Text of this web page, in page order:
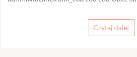
Czytaj dalej